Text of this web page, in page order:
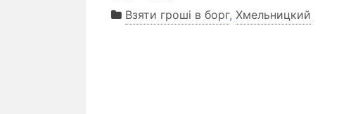
Взяти гроші в борг, Хмельницкий